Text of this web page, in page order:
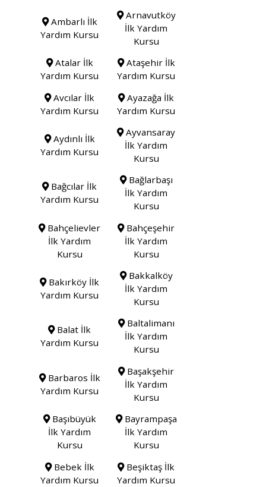
Ambarlı İlk
Yardım Kursu
Arnavutköy
İlk Yardım
Kursu
Atalar İlk
Yardım Kursu
Ataşehir İlk
Yardım Kursu
Avcılar İlk
Yardım Kursu
Ayazağa İlk
Yardım Kursu
Aydınlı İlk
Yardım Kursu
Ayvansaray
İlk Yardım
Kursu
Bağcılar İlk
Yardım Kursu
Bağlarbaşı
İlk Yardım
Kursu
Bahçelievler
İlk Yardım
Kursu
Bahçeşehir
İlk Yardım
Kursu
Bakırköy İlk
Yardım Kursu
Bakkalköy
İlk Yardım
Kursu
Balat İlk
Yardım Kursu
Baltalimanı
İlk Yardım
Kursu
Barbaros İlk
Yardım Kursu
Başakşehir
İlk Yardım
Kursu
Başıbüyük
İlk Yardım
Kursu
Bayrampaşa
İlk Yardım
Kursu
Bebek İlk
Yardım Kursu
Beşiktaş İlk
Yardım Kursu